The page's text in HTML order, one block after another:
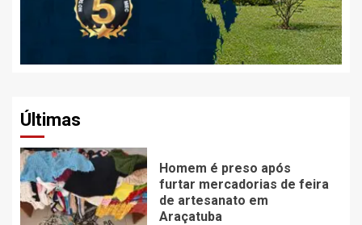
Últimas
Homem é preso após
furtar mercadorias de feira
de artesanato em
Araçatuba